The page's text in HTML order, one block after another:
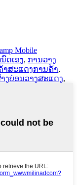
amp Mobile
ດເອງ, ການວາງ
ສະແດງການຄ້າ,
ງບ່ອນວາງສະແດງ,